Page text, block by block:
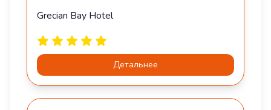
Grecian Bay Hotel
Детальнее